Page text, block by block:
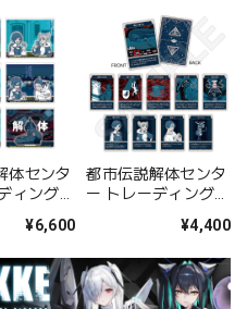
体センタ
ィングア
¥6,600
都市伝説解体センタ
ー トレーディングカ
¥4,400